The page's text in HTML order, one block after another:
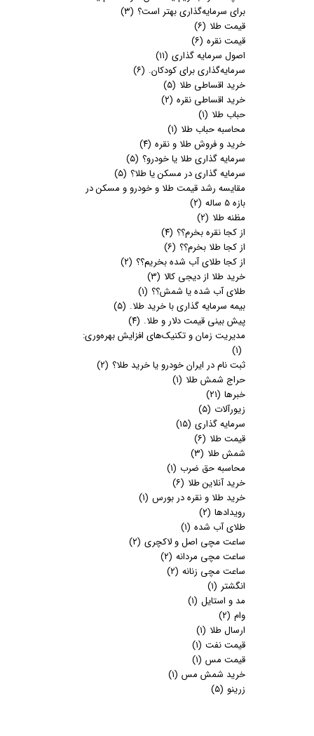
برای سرمایه‌گذاری بهتر است؟ (۳)
قیمت طلا (۶)
قیمت نقره (۶)
اصول سرمایه گذاری (۱۱)
سرمایه‌گذاری برای کودکان. (۶)
خرید اقساطی طلا (۵)
خرید اقساطی نقره (۲)
حباب طلا (۱)
محاسبه حباب طلا (۱)
خرید و فروش طلا و نقره (۴)
سرمایه گذاری طلا یا خودرو؟ (۵)
سرمایه گذاری در مسکن یا طلا؟ (۵)
مقایسه رشد قیمت طلا و خودرو و مسکن در
بازه 5 ساله
(۲)
مظنه طلا (۲)
از کجا نقره بخرم؟؟ (۴)
از کجا طلا بخرم؟؟ (۶)
از کجا طلای آب شده بخریم؟؟ (۲)
خرید طلا از دیجی کالا (۳)
طلای آب شده یا شمش؟؟ (۱)
بیمه سرمایه گذاری با خرید طلا. (۵)
پیش بینی قیمت دلار و طلا. (۴)
مدیریت زمان و تکنیک‌های افزایش بهره‌وری:
(۱)
ثبت نام در ایران خودرو یا خرید طلا؟ (۲)
حراج شمش طلا (۱)
خبرها (۲۱)
زیورآلات (۵)
سرمایه گذاری (۱۵)
قیمت طلا (۶)
شمش طلا (۳)
محاسبه حق ضرب (۱)
خرید آنلاین طلا (۶)
خرید طلا و نقره در بورس (۱)
رویدادها (۲)
طلای آب شده (۱)
ساعت مچی اصل و لاکچری (۲)
ساعت مچی مردانه (۲)
ساعت مچی زنانه (۲)
انگشتر (۱)
مد و استایل (۱)
وام (۲)
ارسال طلا (۱)
قیمت نفت (۱)
قیمت مس (۱)
خرید شمش مس (۱)
زرینو (۵)